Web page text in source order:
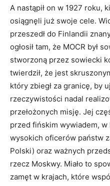
A nastąpił on w 1927 roku,
osiągnęli już swoje cele.
przeszedł do Finlandii
ogłosił tam, że MOCR był
stworzoną przez sowiecki
twierdził, że jest
który zbiegł za granicę, by
rzeczywistości nadal
przełożonych misję. Jej
przed fińskim wywiadem, w
wysokich oficerów państw
Polski) oraz ważnych
rzecz Moskwy. Miało to
zamęt w krajach, które